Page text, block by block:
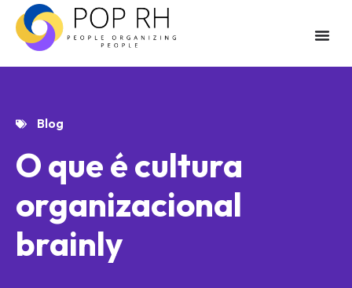
Blog
O que é cultura
organizacional
brainly